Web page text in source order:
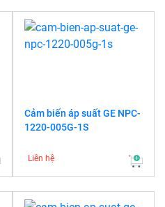
Cảm biến áp suất GE NPC-
1220-005G-1S
Liên hệ